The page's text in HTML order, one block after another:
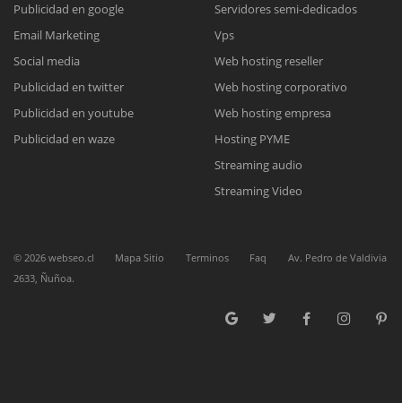
Reunión online
Nuestros ejecutivos le enviarán un correo electrónico con el enlace a
Meet para la reunión online.
Cotización
Complete el formulario y nos contactaremos a la brevedad.
Chat Online
para enviarnos un correo electrónico con sus datos personales.
Publicidad en google
Email Marketing
Social media
Publicidad en twitter
Publicidad en youtube
Publicidad en waze
Servidores semi-dedicados
Vps
Web hosting reseller
Web hosting corporativo
Web hosting empresa
Hosting PYME
Streaming audio
Streaming Video
© 2026 webseo.cl Mapa Sitio Terminos Faq
Av. Pedro de Valdivia
2633, Ñuñoa.